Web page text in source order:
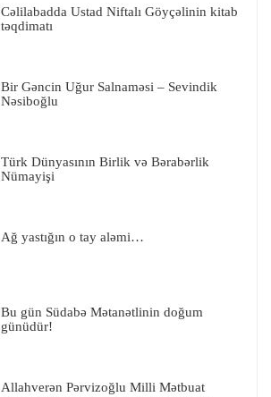
Cəlilabadda Ustad Niftalı Göyçəlinin kitab
təqdimatı
Bir Gəncin Uğur Salnaməsi – Sevindik
Nəsiboğlu
Türk Dünyasının Birlik və Bərabərlik
Nümayişi
Ağ yastığın o tay aləmi…
Bu gün Südabə Mətanətlinin doğum
günüdür!
Allahverən Pərvizoğlu Milli Mətbuat